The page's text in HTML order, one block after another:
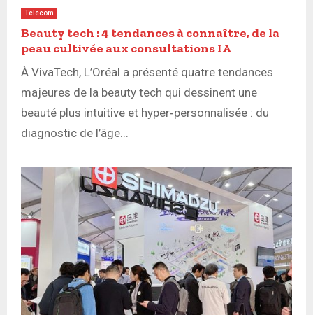
Telecom
Beauty tech : 4 tendances à connaître, de la
peau cultivée aux consultations IA
À VivaTech, L’Oréal a présenté quatre tendances
majeures de la beauty tech qui dessinent une
beauté plus intuitive et hyper‑personnalisée : du
diagnostic de l’âge...